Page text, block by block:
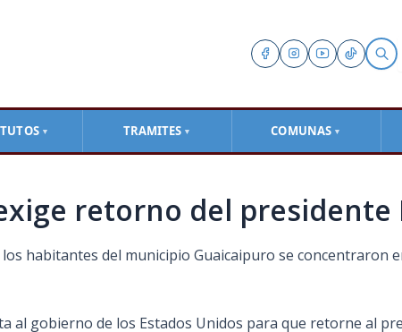
▼ TRAMITES ▼ COMUNAS ▼
retorno del presidente
habitantes del municipio Guaicaipuro se concentraron
al gobierno de los Estados Unidos para que retorne al